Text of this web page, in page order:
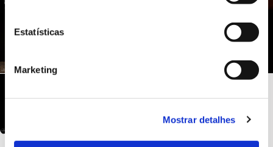
Estatísticas
Marketing
Mostrar detalhes